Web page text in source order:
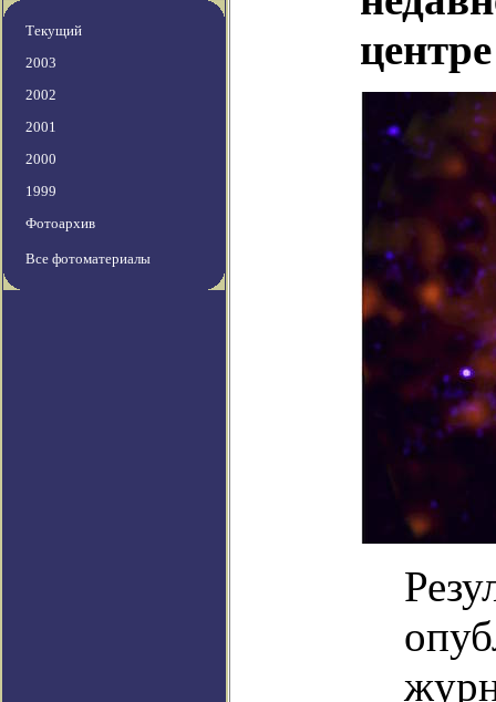
Текущий
2003
2002
2001
2000
1999
Фотоархив
Все фотоматериалы